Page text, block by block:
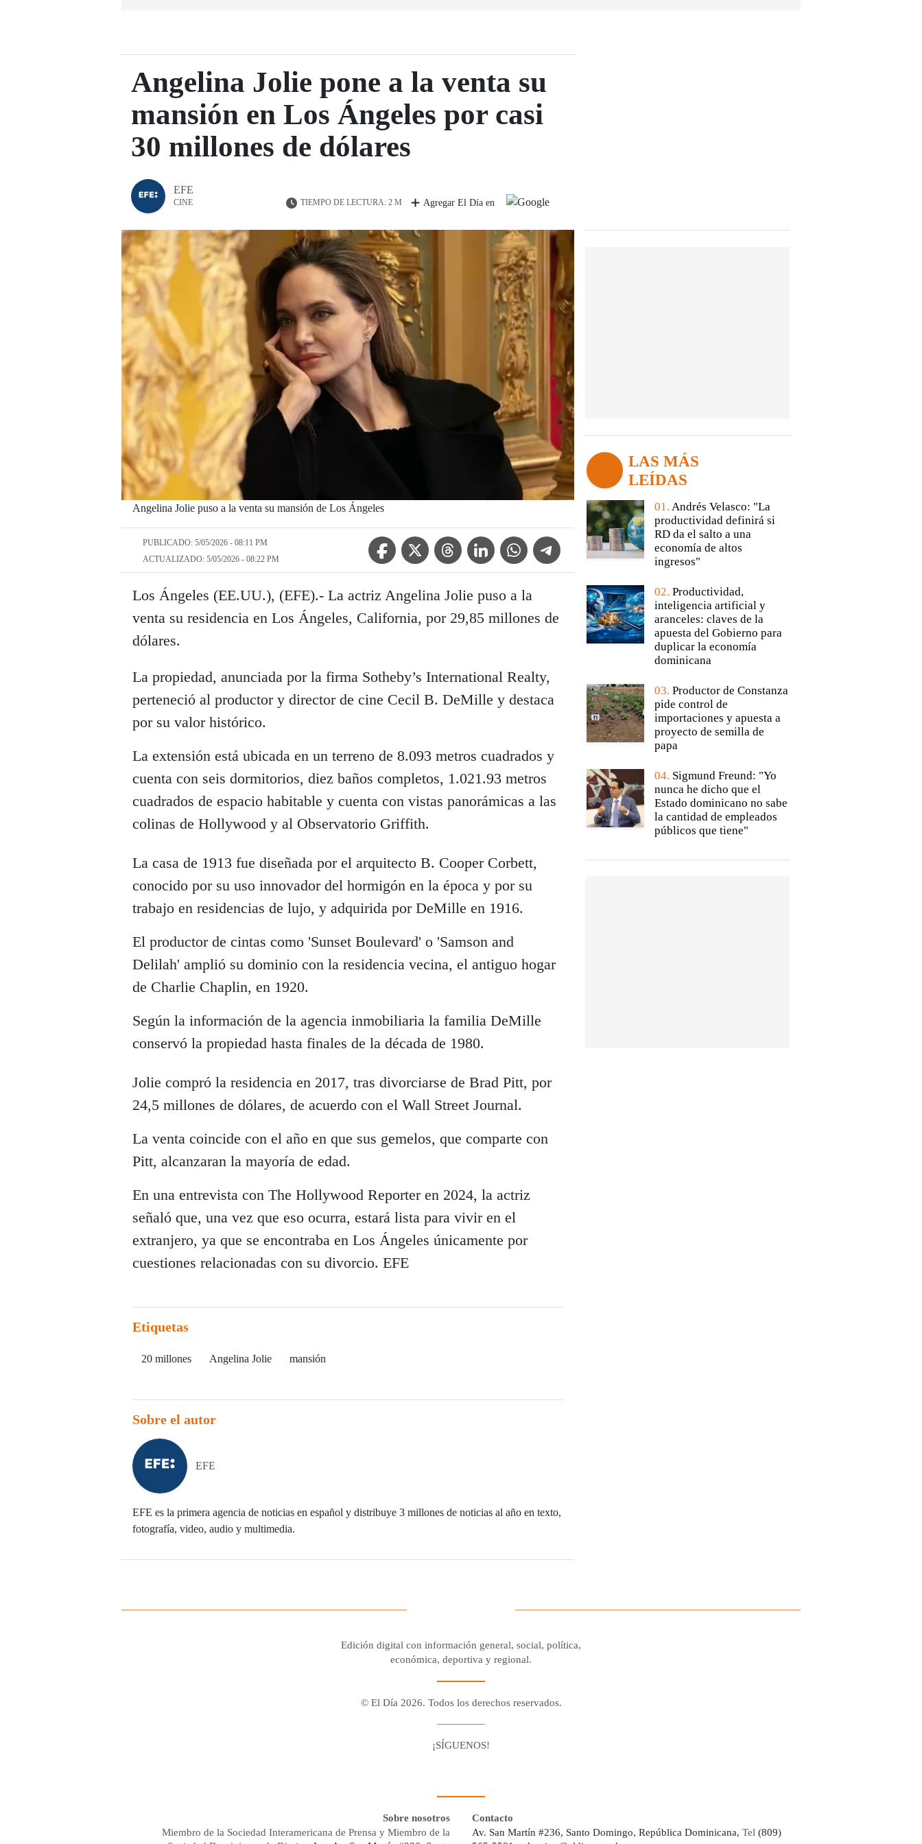
Angelina Jolie pone a la venta su
mansión en Los Ángeles por casi
30 millones de dólares
EFE
CINE TIEMPO DE LECTURA: 2 M Agregar El Día en
Angelina Jolie puso a la venta su mansión de Los Ángeles
PUBLICADO: 5/05/2026 - 08:11 PM
ACTUALIZADO: 5/05/2026 - 08:22 PM
Facebook IconTwitter IconThreads IconLinkedin IconWhatsApp IconTelegram Icon
Los Ángeles (EE.UU.), (EFE).- La actriz Angelina Jolie puso a la
venta su residencia en Los Ángeles, California, por 29,85 millones de
dólares.
La propiedad, anunciada por la firma Sotheby’s International Realty,
perteneció al productor y director de cine Cecil B. DeMille y destaca
por su valor histórico.
La extensión está ubicada en un terreno de 8.093 metros cuadrados y
cuenta con seis dormitorios, diez baños completos, 1.021.93 metros
cuadrados de espacio habitable y cuenta con vistas panorámicas a las
colinas de Hollywood y al Observatorio Griffith.
La casa de 1913 fue diseñada por el arquitecto B. Cooper Corbett,
conocido por su uso innovador del hormigón en la época y por su
trabajo en residencias de lujo, y adquirida por DeMille en 1916.
El productor de cintas como 'Sunset Boulevard' o 'Samson and
Delilah' amplió su dominio con la residencia vecina, el antiguo hogar
de Charlie Chaplin, en 1920.
Según la información de la agencia inmobiliaria la familia DeMille
conservó la propiedad hasta finales de la década de 1980.
Jolie compró la residencia en 2017, tras divorciarse de Brad Pitt, por
24,5 millones de dólares, de acuerdo con el Wall Street Journal.
La venta coincide con el año en que sus gemelos, que comparte con
Pitt, alcanzaran la mayoría de edad.
En una entrevista con The Hollywood Reporter en 2024, la actriz
señaló que, una vez que eso ocurra, estará lista para vivir en el
extranjero, ya que se encontraba en Los Ángeles únicamente por
cuestiones relacionadas con su divorcio. EFE
Etiquetas
20 millones Angelina Jolie mansión
Sobre el autor
EFE
EFE es la primera agencia de noticias en español y distribuye 3 millones de noticias al año en texto,
fotografía, video, audio y multimedia.
LAS MÁS
LEÍDAS
01. Andrés Velasco: "La
productividad definirá si
RD da el salto a una
economía de altos
ingresos"
02. Productividad,
inteligencia artificial y
aranceles: claves de la
apuesta del Gobierno para
duplicar la economía
dominicana
03. Productor de Constanza
pide control de
importaciones y apuesta a
proyecto de semilla de
papa
04. Sigmund Freund: "Yo
nunca he dicho que el
Estado dominicano no sabe
la cantidad de empleados
públicos que tiene"
Edición digital con información general, social, política,
económica, deportiva y regional.
© El Día 2026. Todos los derechos reservados.
¡SÍGUENOS!
Sobre nosotros
Miembro de la Sociedad Interamericana de Prensa y Miembro de la
Contacto
Av. San Martín #236, Santo Domingo, República Dominicana, Tel (809)